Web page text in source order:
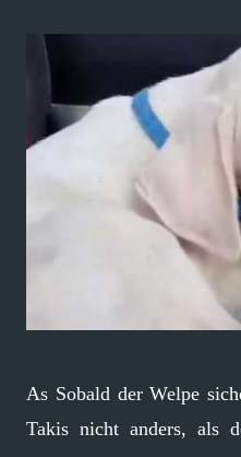
As Sobald der Welpe
Takis nicht anders, als